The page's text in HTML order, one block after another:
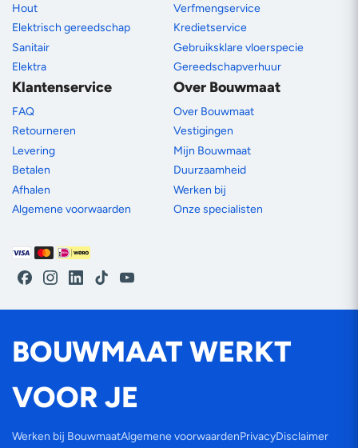
Hout
Elektrisch gereedschap
Sanitair
Elektra
Verfmengservice
Kredietservice
Gebruiksklare vloerspecie
Gereedschapverhuur
Klantenservice
FAQ
Retourneren
Levering
Betalen
Afhalen
Algemene voorwaarden
Over Bouwmaat
Over Bouwmaat
Vestigingen
Mijn Bouwmaat
Duurzaamheid
Werken bij
Onze specialisten
Betaalmethoden
FacebookInstagram
LinkedInTikTokYouTube
BOUWMAAT WERKT
VOOR JE
Werken bij BouwmaatAlgemene voorwaardenPrivacyDisclaimer